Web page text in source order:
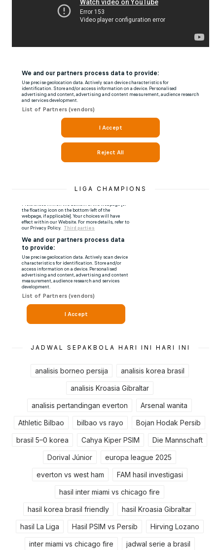
LIGA CHAMPIONS
JADWAL SEPAKBOLA HARI INI HARI INI
analisis borneo persija analisis korea brasil
analisis Kroasia Gibraltar
analisis pertandingan everton Arsenal wanita
Athletic Bilbao bilbao vs rayo Bojan Hodak Persib
brasil 5–0 korea Cahya Kiper PSIM Die Mannschaft
Dorival Júnior europa league 2025
everton vs west ham FAM hasil investigasi
hasil inter miami vs chicago fire
hasil korea brasil friendly hasil Kroasia Gibraltar
hasil La Liga Hasil PSIM vs Persib Hirving Lozano
inter miami vs chicago fire jadwal serie a brasil